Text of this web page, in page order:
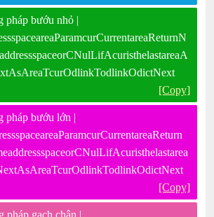
pháp bướu nhỏ |
[Copy]
pháp bướu lớn |
[Copy]